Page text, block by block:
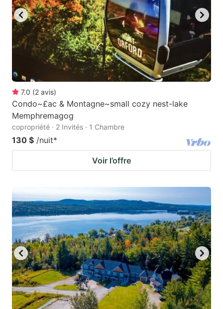
7.0 (2 avis)
Condo~£ac & Montagne~small cozy nest-lake
Memphremagog
copropriété · 2 Invités · 1 Chambre
130 $ /nuit*
Voir l’offre